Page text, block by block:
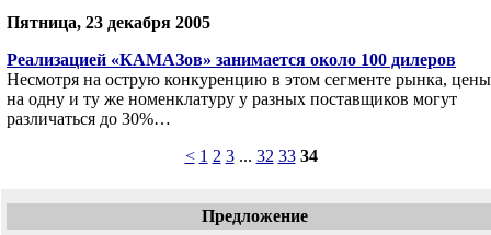
Пятница, 23 декабря 2005
Реализацией «КАМАЗов» занимается около 100 дилеров
Несмотря на острую конкуренцию в этом сегменте рынка, цены
на одну и ту же номенклатуру у разных поставщиков могут
различаться до 30%…
< 1 2 3... 32 33 34
Предложение